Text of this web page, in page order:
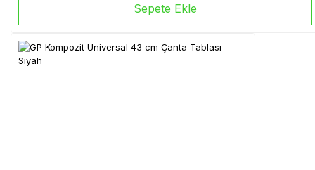
Sepete Ekle